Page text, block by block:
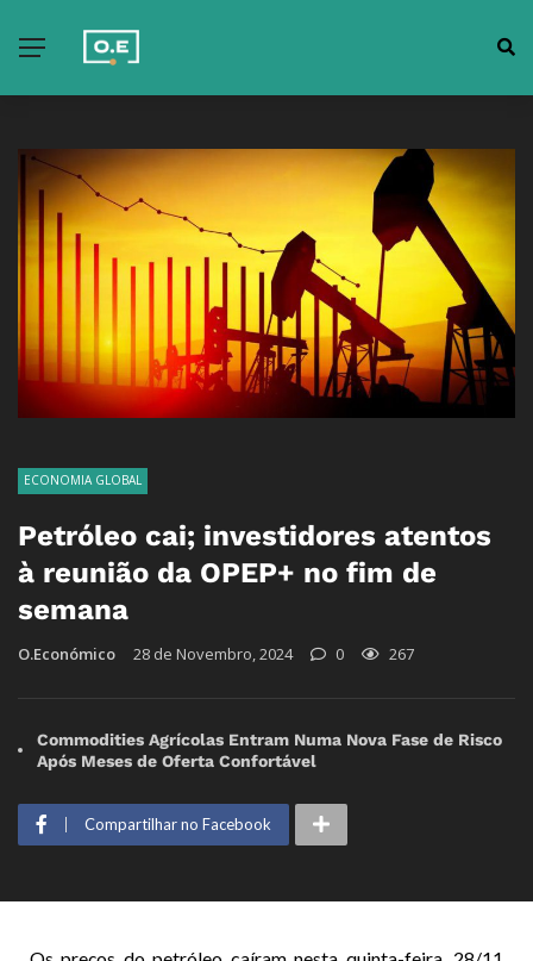
ECONOMIA GLOBAL
Petróleo cai; investidores atentos
à reunião da OPEP+ no fim de
semana
O.Económico 28 de Novembro, 2024 0 267
Commodities Agrícolas Entram Numa Nova Fase de Risco
Após Meses de Oferta Confortável
Compartilhar no Facebook